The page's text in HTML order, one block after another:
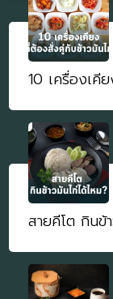
10 เครื่องเคี
สายคีโต กินข้